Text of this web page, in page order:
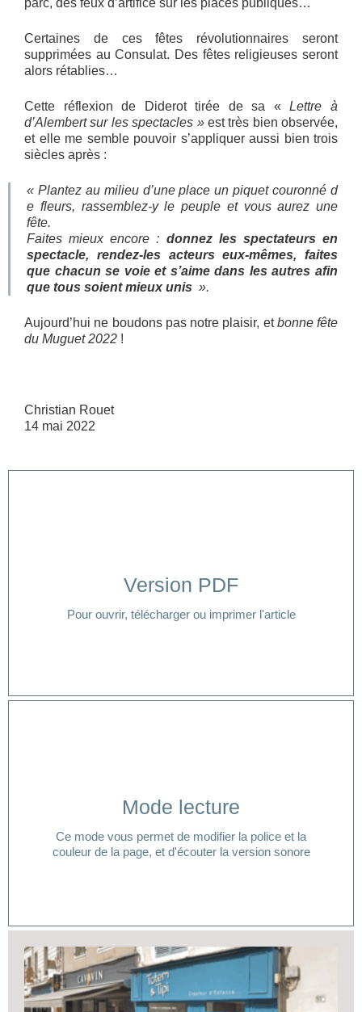
parc, des feux d’artifice sur les places publiques…
Certaines de ces fêtes révolutionnaires seront
supprimées au Consulat. Des fêtes religieuses seront
alors rétablies…
Cette réflexion de Diderot tirée de sa «Lettre à
d’Alembert sur les spectacles » est très bien observée,
et elle me semble pouvoir s’appliquer aussi bien trois
siècles après :
« Plantez au milieu d’une place un piquet couronné d
e fleurs, rassemblez-y le peuple et vous aurez une
fête.
Faites mieux encore : donnez les spectateurs en
spectacle, rendez-les acteurs eux-mêmes, faites
que chacun se voie et s’aime dans les autres afin
que tous soient mieux unis ».
Aujourd’hui ne boudons pas notre plaisir, etbonne fête
du Muguet 2022 !
Christian Rouet
14 mai 2022
Version PDF
Pour ouvrir, télécharger ou imprimer l'article
Cliquer ici
Mode lecture
Ce mode vous permet de modifier la police et la
couleur de la page, et d'écouter la version sonore
Vous avez besoin d'aide pour accéder à votre mode